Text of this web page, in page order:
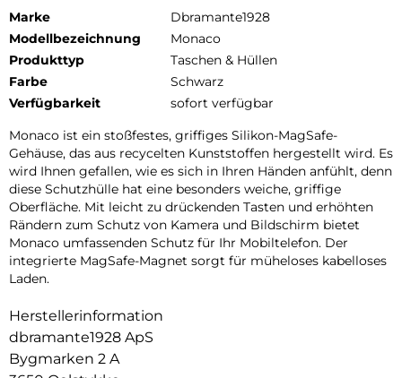
Marke
Dbramante1928
Modellbezeichnung
Monaco
Produkttyp
Taschen & Hüllen
Farbe
Schwarz
Verfügbarkeit
sofort verfügbar
Monaco ist ein stoßfestes, griffiges Silikon-MagSafe-
Gehäuse, das aus recycelten Kunststoffen hergestellt wird. Es
wird Ihnen gefallen, wie es sich in Ihren Händen anfühlt, denn
diese Schutzhülle hat eine besonders weiche, griffige
Oberfläche. Mit leicht zu drückenden Tasten und erhöhten
Rändern zum Schutz von Kamera und Bildschirm bietet
Monaco umfassenden Schutz für Ihr Mobiltelefon. Der
integrierte MagSafe-Magnet sorgt für müheloses kabelloses
Laden.
Herstellerinformation
dbramante1928 ApS
Bygmarken 2 A